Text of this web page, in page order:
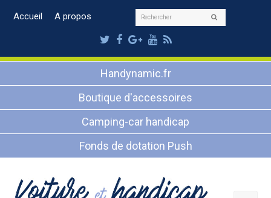
Accueil A propos Rechercher
Twitter
Facebook
Google
Plus
Youtube
RSS
Handynamic.fr
Boutique d'accessoires
Camping-car handicap
Fonds de dotation Push